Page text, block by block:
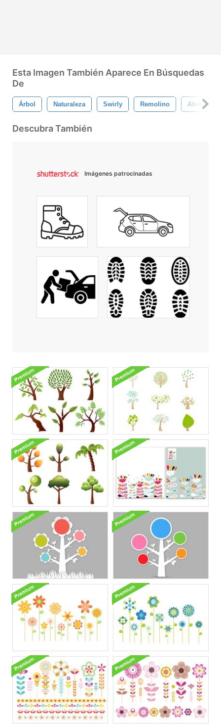
Esta Imagen También Aparece En Búsquedas
De
Árbol Naturaleza Swirly Remolino Abstracto
Descubra También
Imágenes patrocinadas